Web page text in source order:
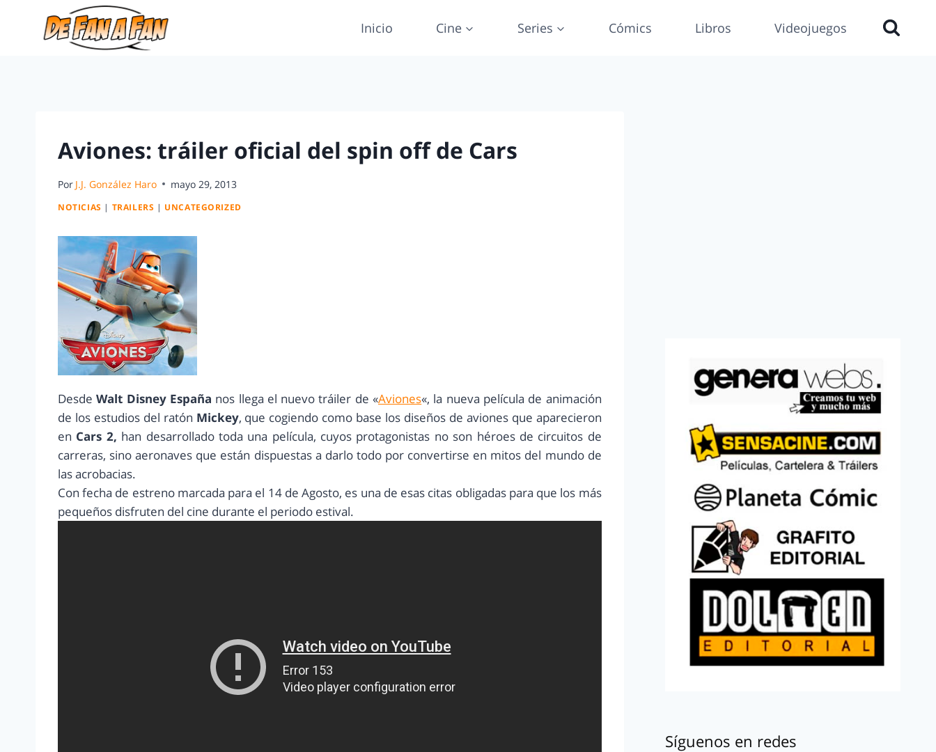
Inicio Cine Series Cómics Libros Videojuegos
Aviones: tráiler oficial del spin off de Cars
Por J.J. González Haro mayo 29, 2013
NOTICIAS | TRAILERS | UNCATEGORIZED
DesdeWalt Disney España nos llega el nuevo tráiler de «Aviones«, la nueva película de animación
de los estudios del ratón Mickey, que cogiendo como base los diseños de aviones que aparecieron
en Cars 2, han desarrollado toda una película, cuyos protagonistas no son héroes de circuitos de
carreras, sino aeronaves que están dispuestas a darlo todo por convertirse en mitos del mundo de
las acrobacias.
Con fecha de estreno marcada para el 14 de Agosto, es una de esas citas obligadas para que los más
pequeños disfruten del cine durante el periodo estival.
Síguenos en redes